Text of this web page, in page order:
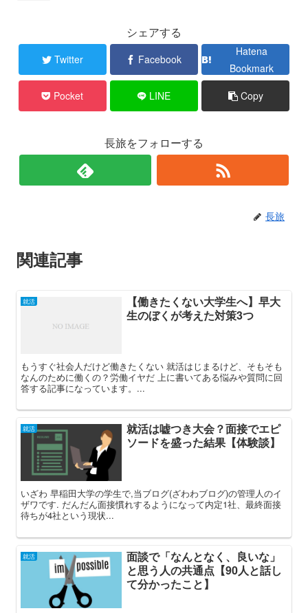
シェアする
Twitter Facebook
Hatena
Bookmark
Pocket LINE Copy
長旅をフォローする
長旅
関連記事
就活
【働きたくない大学生へ】早大
生のぼくが考えた対策3つ
もうすぐ社会人だけど働きたくない 就活はじまるけど、そもそも
なんのために働くの？労働イヤだ 上に書いてある悩みや質問に回
答する記事になっています。...
就活
就活は嘘つき大会？面接でエピ
ソードを盛った結果【体験談】
いざわ 早稲田大学の学生で,当ブログ(ざわわブログ)の管理人のイ
ザワです. だんだん面接慣れするようになって内定1社、最終面接
待ちが4社という現状...
就活
面談で「なんとなく、良いな」
と思う人の共通点【90人と話し
て分かったこと】